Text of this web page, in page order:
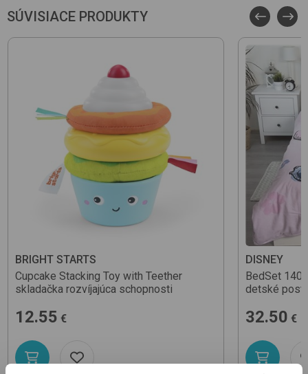
SÚVISIACE PRODUKTY
BRIGHT STARTS
Cupcake Stacking Toy with Teether
skladačka rozvíjajúca schopnosti
12.55 €
DISNEY
BedSet
detské
32.50 €